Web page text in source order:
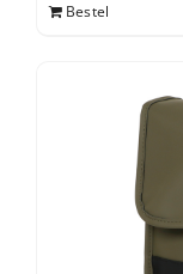
Bestel